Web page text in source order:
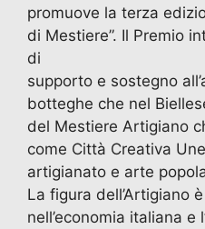
promuove la terza
di Mestiere”. Il Premio
di
supporto e sostegno
botteghe che nel
del Mestiere Artigiano
come Città Creativa
artigianato e arte
La figura dell’Artigiano
nell’economia italiana e